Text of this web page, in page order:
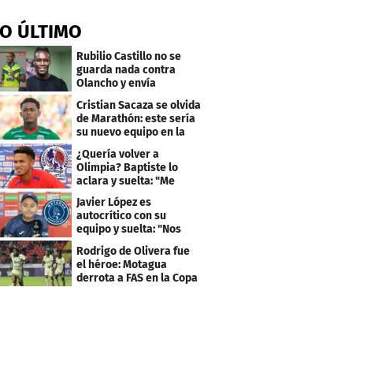
ÚLTIMO
Rubilio Castillo no se
guarda nada contra
Olancho y envía
mensaje a Bengtson
Cristian Sacaza se olvida
de Marathón: este sería
su nuevo equipo en la
Liga Nacional
¿Quería volver a
Olimpia? Baptiste lo
aclara y suelta: "Me
faltaba un equipo
grande"
Javier López es
autocrítico con su
equipo y suelta: "Nos
costó muchísimo..."
Rodrigo de Olivera fue
el héroe: Motagua
derrota a FAS en la Copa